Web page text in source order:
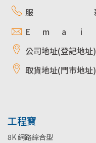
服 務
E m a i l
公司地址(登記地址)
取貨地址(門市地址)
工程寶
8K 網路綜合型